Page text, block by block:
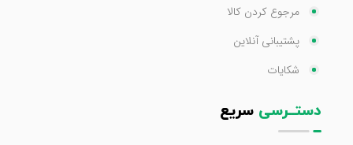
مرجوع کردن کالا
پشتیبانی آنلاین
شکایات
دستــرسی سریع